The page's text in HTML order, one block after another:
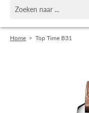
Home > Top Time B31